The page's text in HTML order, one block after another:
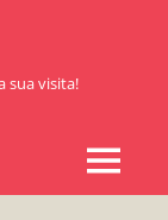
sua visita!
MENU